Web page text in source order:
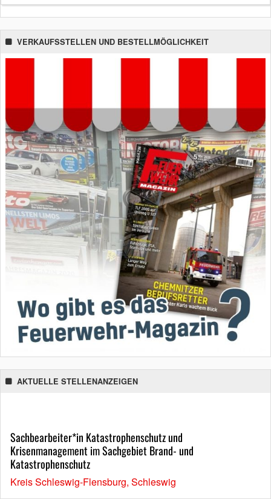
VERKAUFSSTELLEN UND BESTELLMÖGLICHKEIT
AKTUELLE STELLENANZEIGEN
Sachbearbeiter*in Katastrophenschutz und
Krisenmanagement im Sachgebiet Brand- und
Katastrophenschutz
Kreis Schleswig-Flensburg, Schleswig